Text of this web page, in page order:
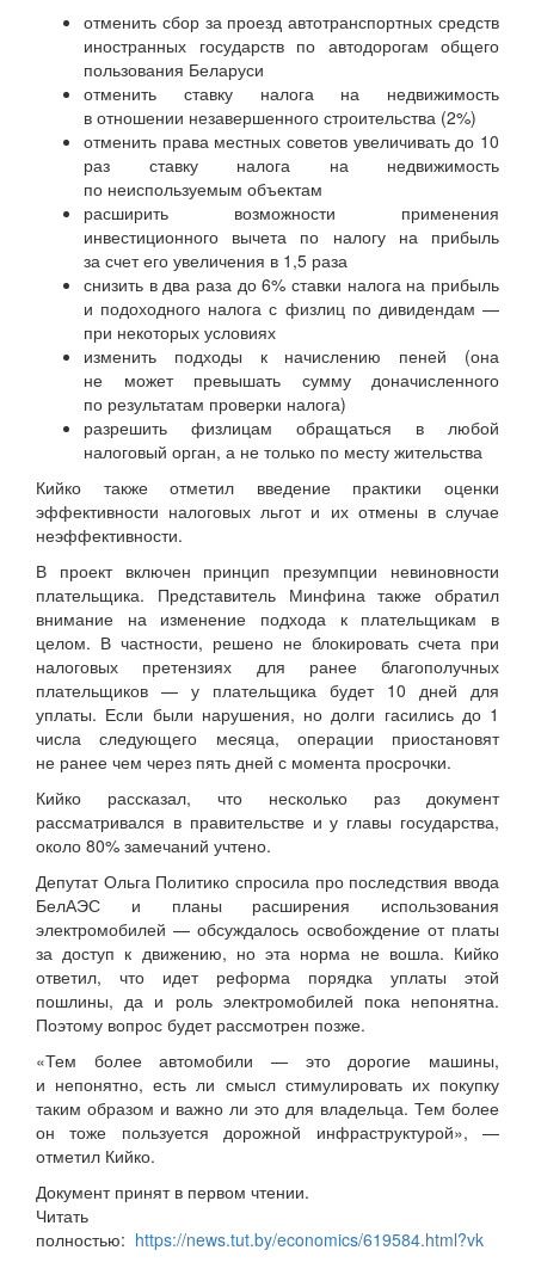
отменить сбор за проезд автотранспортных средств
иностранных государств по автодорогам общего
пользования Беларуси
отменить ставку налога на недвижимость
в отношении незавершенного строительства (2%)
отменить права местных советов увеличивать до 10
раз ставку налога на недвижимость
по неиспользуемым объектам
расширить возможности применения
инвестиционного вычета по налогу на прибыль
за счет его увеличения в 1,5 раза
снизить в два раза до 6% ставки налога на прибыль
и подоходного налога с физлиц по дивидендам —
при некоторых условиях
изменить подходы к начислению пеней (она
не может превышать сумму доначисленного
по результатам проверки налога)
разрешить физлицам обращаться в любой
налоговый орган, а не только по месту жительства
Кийко также отметил введение практики оценки
эффективности налоговых льгот и их отмены в случае
неэффективности.
В проект включен принцип презумпции невиновности
плательщика. Представитель Минфина также обратил
внимание на изменение подхода к плательщикам в
целом. В частности, решено не блокировать счета при
налоговых претензиях для ранее благополучных
плательщиков — у плательщика будет 10 дней для
уплаты. Если были нарушения, но долги гасились до 1
числа следующего месяца, операции приостановят
не ранее чем через пять дней с момента просрочки.
Кийко рассказал, что несколько раз документ
рассматривался в правительстве и у главы государства,
около 80% замечаний учтено.
Депутат Ольга Политико спросила про последствия ввода
БелАЭС и планы расширения использования
электромобилей — обсуждалось освобождение от платы
за доступ к движению, но эта норма не вошла. Кийко
ответил, что идет реформа порядка уплаты этой
пошлины, да и роль электромобилей пока непонятна.
Поэтому вопрос будет рассмотрен позже.
«Тем более автомобили — это дорогие машины,
и непонятно, есть ли смысл стимулировать их покупку
таким образом и важно ли это для владельца. Тем более
он тоже пользуется дорожной инфраструктурой», —
отметил Кийко.
Документ принят в первом чтении.
Читать
полностью: https://news.tut.by/economics/619584.html?vk